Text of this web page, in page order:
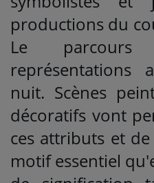
productions du
Le parcours
représentations
nuit. Scènes
décoratifs vont
ces attributs et
motif essentiel